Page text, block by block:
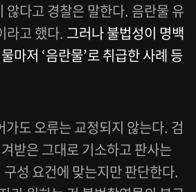
않다고 경찰은 말한다. 음란물 유
라고 했다. 그러나 불법성이 명백
마저 ‘음란물’로 취급한 사례 등
도 오류는 교정되지 않는다. 검
받은 그대로 기소하고 판사는
성 요건에 맞는지만 판단한다.